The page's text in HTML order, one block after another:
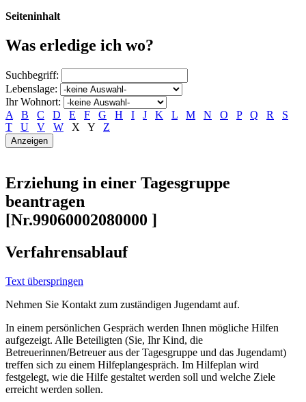
Seiteninhalt
Was erledige ich wo?
Suchbegriff:
Lebenslage:
Ihr Wohnort:
A
B C D E F G H I J K L M N O P Q R
S
T
U V W X Y Z
Erziehung in einer Tagesgruppe
beantragen
[Nr.99060002080000 ]
Verfahrensablauf
Text überspringen
Nehmen Sie Kontakt zum zuständigen Jugendamt auf.
In einem persönlichen Gespräch werden Ihnen mögliche Hilfen
aufgezeigt. Alle Beteiligten (Sie, Ihr Kind, die
Betreuerinnen/Betreuer aus der Tagesgruppe und das Jugendamt)
treffen sich zu einem Hilfeplangespräch. Im Hilfeplan wird
festgelegt, wie die Hilfe gestaltet werden soll und welche Ziele
erreicht werden sollen.